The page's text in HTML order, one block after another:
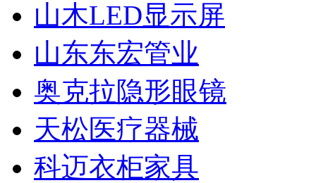
山木LED显示屏
山东东宏管业
奥克拉隐形眼镜
天松医疗器械
科迈衣柜家具